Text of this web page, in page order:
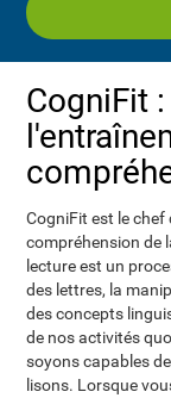
CogniFit
CogniFit est le
compréhension de
lecture est un
des lettres, la
des concepts
de nos activités
soyons capables
lisons. Lorsque